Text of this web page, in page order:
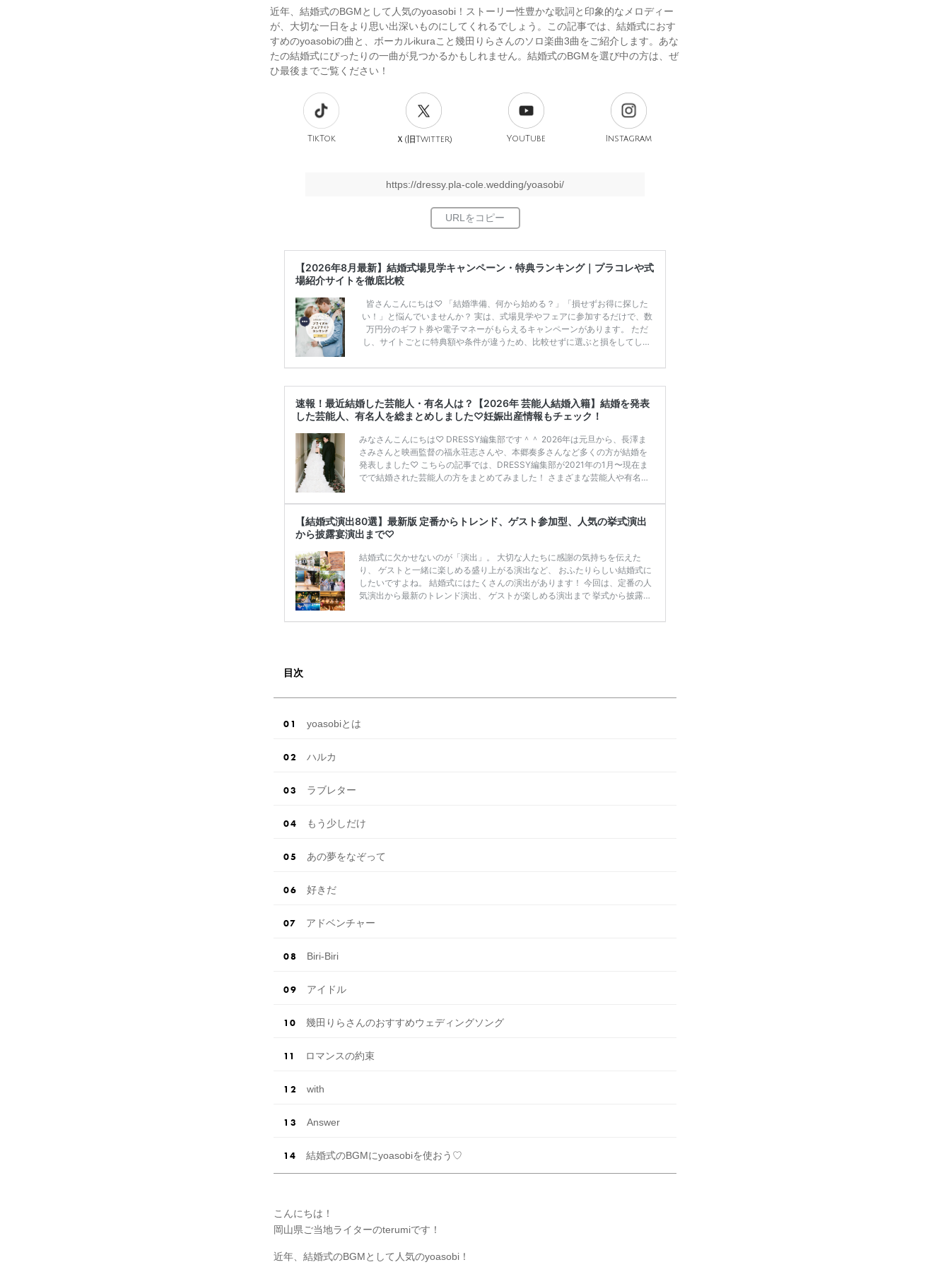
近年、結婚式のBGMとして人気のyoasobi！ストーリー性豊かな歌詞と印象的なメロディー
が、大切な一日をより思い出深いものにしてくれるでしょう。この記事では、結婚式におす
すめのyoasobiの曲と、ボーカルikuraこと幾田りらさんのソロ楽曲3曲をご紹介します。あな
たの結婚式にぴったりの一曲が見つかるかもしれません。結婚式のBGMを選び中の方は、ぜ
ひ最後までご覧ください！
TikTok Ｘ(旧Twitter) YouTube Instagram
https://dressy.pla-cole.wedding/yoasobi/
【2026年8月最新】結婚式場見学キャンペーン・特典ランキング｜プラコレや式
場紹介サイトを徹底比較
皆さんこんにちは♡ 「結婚準備、何から始める？」「損せずお得に探した
い！」と悩んでいませんか？ 実は、式場見学やフェアに参加するだけで、数
万円分のギフト券や電子マネーがもらえるキャンペーンがあります。 ただ
し、サイトごとに特典額や条件が違うため、比較せずに選ぶと損をしてしま
ンペーン特典ランキングを公開！ 比較サイト：プラコレ、ゼクシィ、ハナユ
補を絞れる「ウェディング診断」か、体験型 […]続きを読む
速報！最近結婚した芸能人・有名人は？【2026年 芸能人結婚入籍】結婚を発表
した芸能人、有名人を総まとめしました♡妊娠出産情報もチェック！
みなさんこんにちは♡ DRESSY編集部です＾＾ 2026年は元旦から、長澤ま
さみさんと映画監督の福永荘志さんや、本郷奏多さんなど多くの方が結婚を
発表しました♡ こちらの記事では、DRESSY編集部が2021年の1月〜現在ま
でで結婚された芸能人の方をまとめてみました！ さまざまな芸能人や有名人
きます◎ ぜひcheckしてくださいね♡ 【7/20(土)7/21(日)7/22(月)限定】＜横
浜駅直結＞結婚式場相談やスタートドレスフォト、前撮り相談もできちゃう
♡ウェディング初体験フェス in 横浜⚐ 【7/27(土)7/28(日) […]続きを読む
【結婚式演出80選】最新版 定番からトレンド、ゲスト参加型、人気の挙式演出
から披露宴演出まで♡
結婚式に欠かせないのが「演出」。 大切な人たちに感謝の気持ちを伝えた
り、 ゲストと一緒に楽しめる盛り上がる演出など、 おふたりらしい結婚式に
したいですよね。 結婚式にはたくさんの演出があります！ 今回は、定番の人
気演出から最新のトレンド演出、 ゲストが楽しめる演出まで 挙式から披露宴
月の式場探しで特典が貰えるサイトランキング♡ 【7月はとっても豪華◎*】
目次
yoasobiとは
ハルカ
ラブレター
もう少しだけ
あの夢をなぞって
好きだ
アドベンチャー
Biri-Biri
アイドル
幾田りらさんのおすすめウェディングソング
ロマンスの約束
with
Answer
結婚式のBGMにyoasobiを使おう♡
こんにちは！
岡山県ご当地ライターのterumiです！
近年、結婚式のBGMとして人気のyoasobi！